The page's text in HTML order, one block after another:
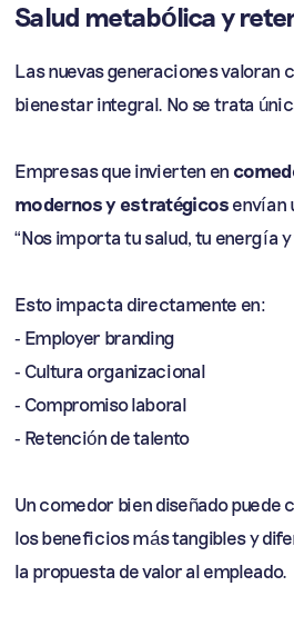
Salud metabólica y
Las nuevas generaciones valoran
bienestar integral. No se trata
Empresas que invierten en
modernos y estratégicos envían
“Nos importa tu salud, tu energía
Esto impacta directamente en:
- Employer branding
- Cultura organizacional
- Compromiso laboral
- Retención de talento
Un comedor bien diseñado puede
los beneficios más tangibles y
la propuesta de valor al empleado.